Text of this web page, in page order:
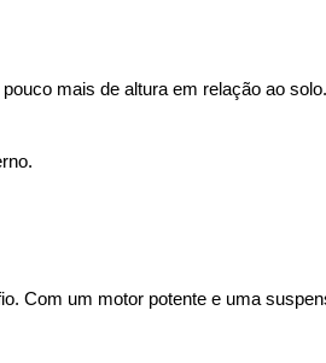
mais de altura em relação ao
Com um motor potente e uma